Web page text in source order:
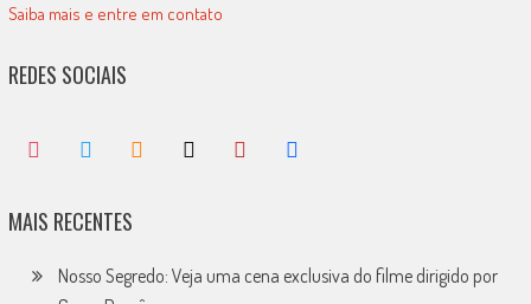
Saiba mais e entre em contato
REDES SOCIAIS
MAIS RECENTES
Nosso Segredo: Veja uma cena exclusiva do filme dirigido por